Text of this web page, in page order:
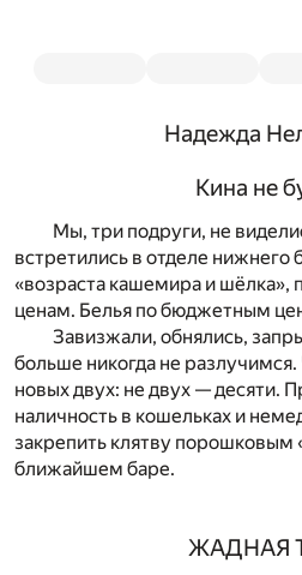
Надежда
Кина не
Мы, три подруги, не
встретились в отделе нижнего
«возраста кашемира и
ценам. Белья по бюджетным
Завизжали, обнялись,
больше никогда не
новых двух: не двух — десяти.
наличность в кошельках и
закрепить клятву порошковым
ближайшем баре.
ЖАДНАЯ